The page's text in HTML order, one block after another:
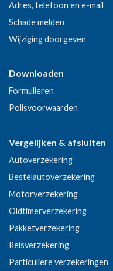
Adres, telefoon en e-mail
Schade melden
Wijziging doorgeven
Downloaden
Formulieren
Polisvoorwaarden
Vergelijken & afsluiten
Autoverzekering
Bestelautoverzekering
Motorverzekering
Oldtimerverzekering
Pakketverzekering
Reisverzekering
Particuliere verzekeringen